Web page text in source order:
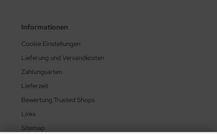
Informationen
Cookie Einstellungen
Lieferung und Versandkosten
Zahlungsarten
Lieferzeit
Bewertung Trusted Shops
Links
Sitemap